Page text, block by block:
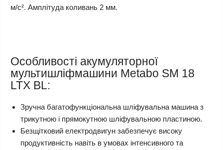
м/с². Амплітуда коливань 2 мм.
Особливості акумуляторної
мультишліфмашини Metabo SM 18
LTX BL:
Зручна багатофункціональна шліфувальна машина з
трикутною і прямокутною шліфувальною пластиною.
Безщітковий електродвигун забезпечує високу
продуктивність навіть в умовах інтенсивного та